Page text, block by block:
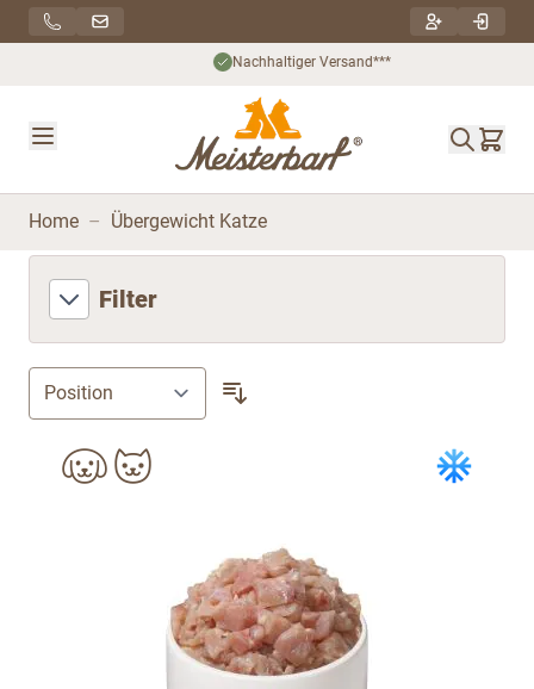
Direkt zum Inhalt
Nachhaltiger Versand***
Home – Übergewicht Katze
Filter